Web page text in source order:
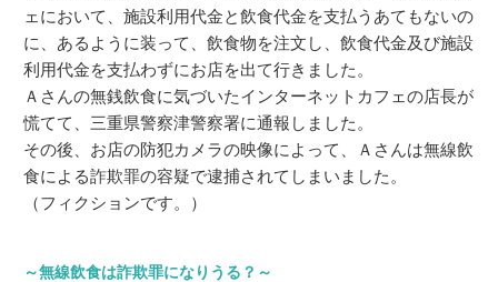
ェにおいて、施設利用代金と飲食代金を支払うあてもないの
に、あるように装って、飲食物を注文し、飲食代金及び施設
利用代金を支払わずにお店を出て行きました。
Ａさんの無銭飲食に気づいたインターネットカフェの店長が
慌てて、三重県警察津警察署に通報しました。
その後、お店の防犯カメラの映像によって、Ａさんは無線飲
食による詐欺罪の容疑で逮捕されてしまいました。
（フィクションです。）
～無線飲食は詐欺罪になりうる？～